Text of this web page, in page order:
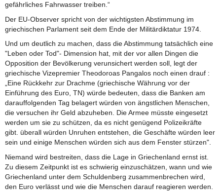
gefährliches Fahrwasser treiben.“
Der EU-Observer spricht von der wichtigsten Abstimmung im
griechischen Parlament seit dem Ende der Militärdiktatur 1974.
Und um deutlich zu machen, dass die Abstimmung tatsächlich eine
"Leben oder Tod"- Dimension hat, mit der vor allen Dingen die
Opposition der Bevölkerung verunsichert werden soll, legt der
griechische Vizepremier Theodoroas Pangalos noch einen drauf :
„Eine Rückkehr zur Drachme (griechische Währung vor der
Einführung des Euro, TN) würde bedeuten, dass die Banken am
darauffolgenden Tag belagert würden von ängstlichen Menschen,
die versuchen ihr Geld abzuheben. Die Armee müsste eingesetzt
werden um sie zu schützen, da es nicht genügend Polizeikräfte
gibt. überall würden Unruhen entstehen, die Geschäfte würden leer
sein und einige Menschen würden sich aus dem Fenster stürzen".
Niemand wird bestreiten, dass die Lage in Griechenland ernst ist.
Zu diesem Zeitpunkt ist es schwierig einzuschätzen, wann und wie
Griechenland unter dem Schuldenberg zusammenbrechen wird,
den Euro verlässt und wie die Menschen darauf reagieren werden.